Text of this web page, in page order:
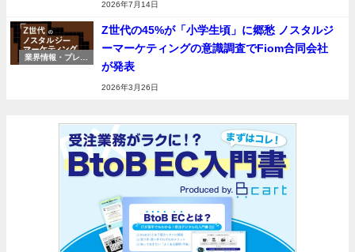
2026年7月14日
業界情報・プレス
Z世代の45%が「小学生頃」に郷愁 ノスタルジ
ーマーケティングの意識調査でFiom合同会社
が発表
2026年3月26日